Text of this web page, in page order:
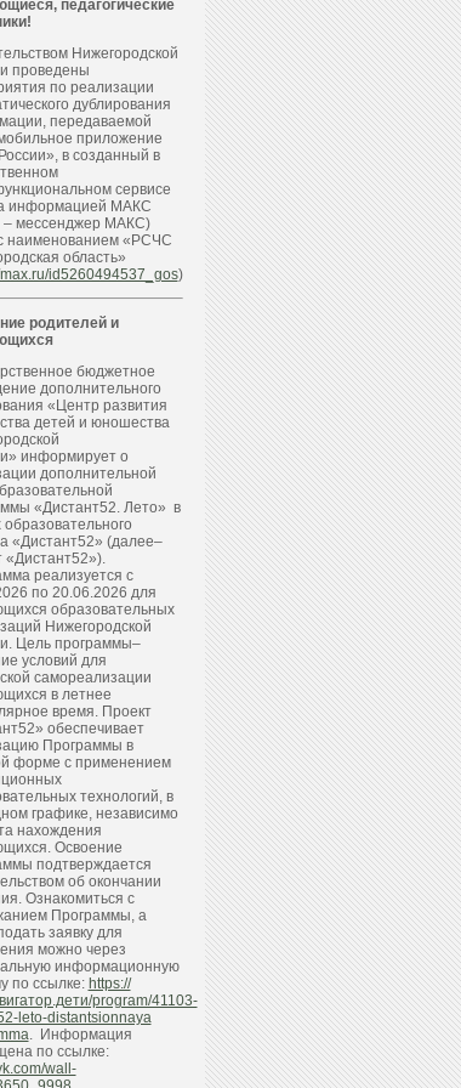
педагогические
Нижегородской
проведены
по реализации
дублирования
передаваемой
приложение
в созданный в
сервисе
информацией МАКС
– мессенджер МАКС)
наименованием «РСЧС
область»
id5260494537_gos)
родителей и
бюджетное
дополнительного
«Центр развития
детей и юношества
информирует о
дополнительной
«Дистант52. Лето» в
образовательного
«Дистант52» (далее–
«Дистант52»).
реализуется с
по 20.06.2026 для
образовательных
Нижегородской
Цель программы–
условий для
самореализации
в летнее
время. Проект
обеспечивает
Программы в
форме с применением
технологий, в
графике, независимо
нахождения
Освоение
подтверждается
об окончании
Ознакомиться с
Программы, а
заявку для
можно через
информационную
по ссылке: https://
program/41103-
leto-distantsionnaya
. Информация
по ссылке:
wall-